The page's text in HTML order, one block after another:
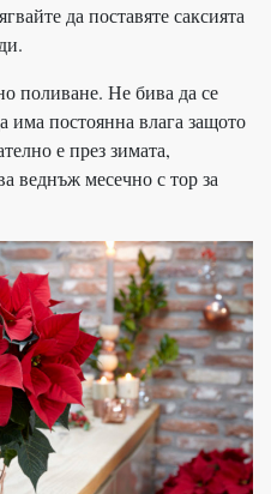
да поставяте саксията
поливане. Не бива да се
има постоянна влага защото
е през зимата,
веднъж месечно с тор за